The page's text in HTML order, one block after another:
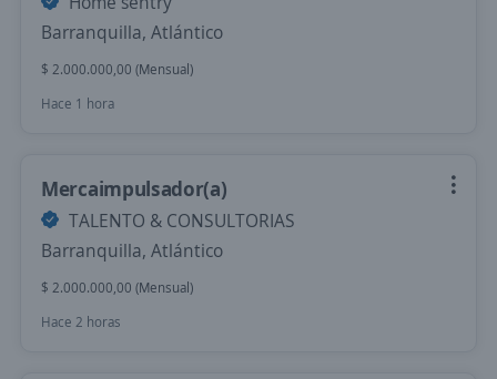
Barranquilla, Atlántico
$ 2.000.000,00 (Mensual)
Hace 1 hora
Mercaimpulsador(a)
TALENTO & CONSULTORIAS
Barranquilla, Atlántico
$ 2.000.000,00 (Mensual)
Hace 2 horas